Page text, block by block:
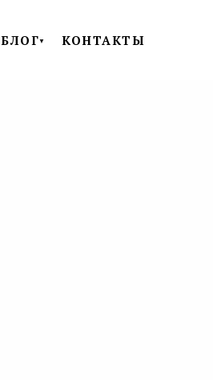
БЛОГ КОНТАКТЫ
▼